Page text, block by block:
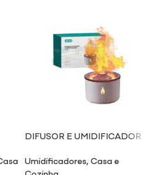
DIFUSOR E UMIDIFICADOR
Umidificadores,Casa e